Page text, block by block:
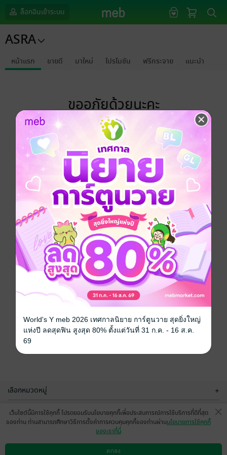
ล็อกอินเข้าระบบ
ASRA
หน้าแรก ขายดี มาใหม่ โปรโมชัน ฟรีกระจาย แนะนำ
ขออภัยด้วยนะคะ
ไม่พบข้อมูลในหัวข้อที่คุณกำลังชมค่ะ
เลือกหมวดหมู่ +
บริการช่วยเหลือ +
เว็บไซต์นี้มีการใช้คุกกี้ โปรดยอมรับนโยบายคุกกี้เพื่อประสบการณ์การใช้บริการที่ดีที่สุด
ของท่าน ท่านสามารถศึกษาวิธีการตั้งค่าการควบคุมคุกกี้ของท่านผ่านนโยบายการใช้คุกกี้
ของเราที่นี่
ตกลง
World's Y meb 2026 เทศกาลนิยาย การ์ตูนวาย สุดยิ่งใหญ่
แห่งปี ลดสุดฟิน สูงสุด 80% ตั้งแต่วันที่ 31 ก.ค. - 16 ส.ค.
69